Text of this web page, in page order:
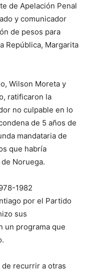
de Apelación Penal
y comunicador
de pesos para
República, Margarita
Wilson Moreta y
ratificaron la
no culpable en lo
de 5 años de
mandataria de
que habría
Noruega.
1982
por el Partido
sus
un programa que
recurrir a otras